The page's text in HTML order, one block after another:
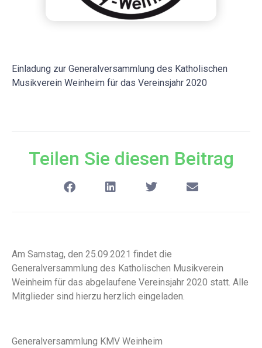
Einladung zur Generalversammlung des Katholischen
Musikverein Weinheim für das Vereinsjahr 2020
Teilen Sie diesen Beitrag
Am Samstag, den 25.09.2021 findet die
Generalversammlung des Katholischen Musikverein
Weinheim für das abgelaufene Vereinsjahr 2020 statt. Alle
Mitglieder sind hierzu herzlich eingeladen.
Generalversammlung KMV Weinheim